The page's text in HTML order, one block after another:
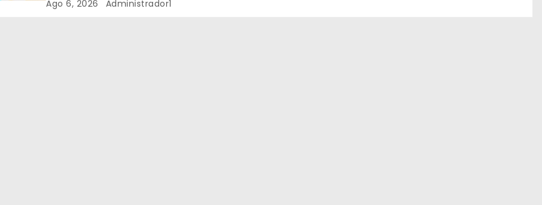
VENTA DE DROGAS. TRES
Ago 6, 2026 Administrador1